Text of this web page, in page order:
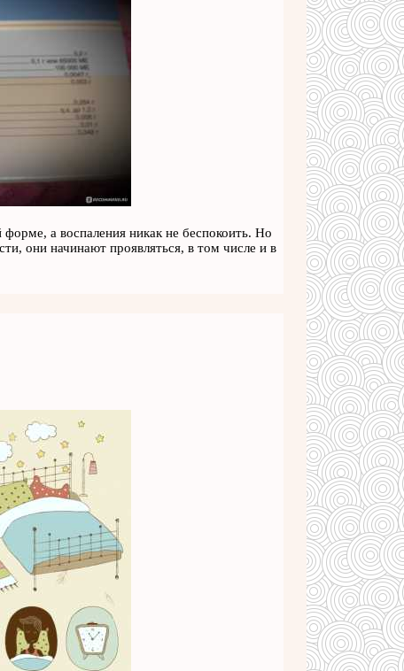
а воспаления никак не беспокоить. Но
они начинают проявляться, в том числе и в